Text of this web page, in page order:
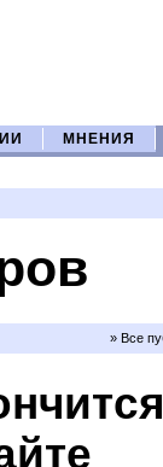
МНЕНИЯ
» Все